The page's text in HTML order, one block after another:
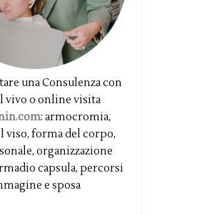
una Consulenza con
vivo o online visita
: armocromia,
viso, forma del corpo,
organizzazione
capsula, percorsi
e sposa